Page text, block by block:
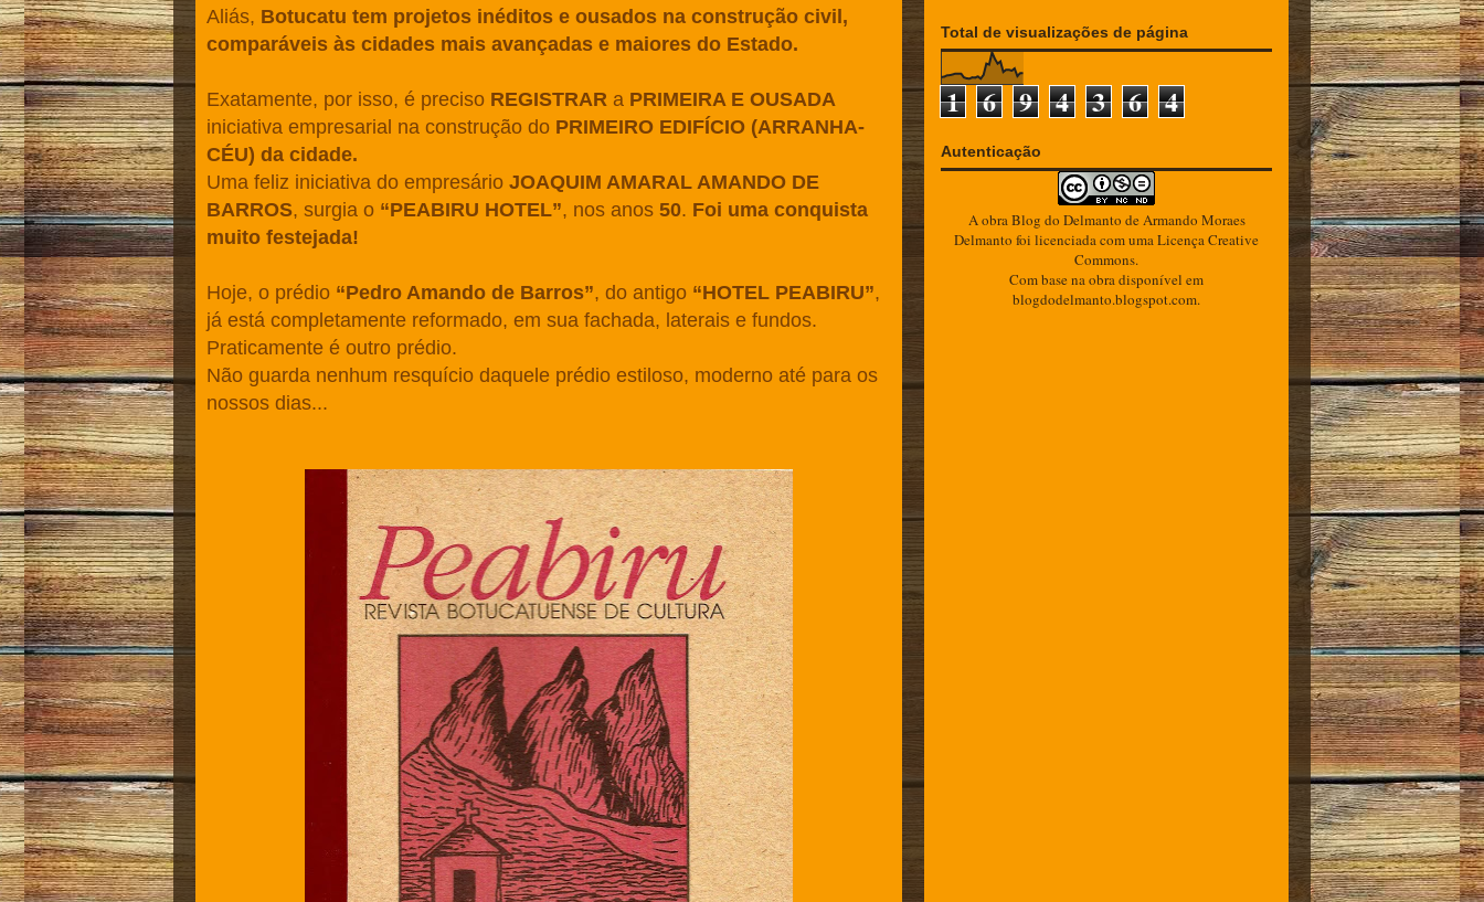
Aliás, Botucatu tem projetos inéditos e ousados na construção civil,
comparáveis às cidades mais avançadas e maiores do Estado.
Exatamente, por isso, é preciso REGISTRAR a PRIMEIRA E OUSADA
iniciativa empresarial na construção do PRIMEIRO EDIFÍCIO (ARRANHA-
CÉU) da cidade.
Uma feliz iniciativa do empresário JOAQUIM AMARAL AMANDO DE
BARROS, surgia o “PEABIRU HOTEL”, nos anos 50. Foi uma conquista
muito festejada!
Hoje, o prédio “Pedro Amando de Barros”, do antigo “HOTEL PEABIRU”,
já está completamente reformado, em sua fachada, laterais e fundos.
Praticamente é outro prédio.
Não guarda nenhum resquício daquele prédio estiloso, moderno até para os
nossos dias...
Total de visualizações de página
1 6 9 4 3 6 4
Autenticação
A obraBlog do Delmanto deArmando Moraes
Delmanto foi licenciada com uma LicençaCreative
Commons.
Com base na obra disponível em
blogdodelmanto.blogspot.com.